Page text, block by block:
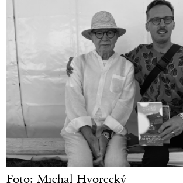
Foto: Michal Hvorecký